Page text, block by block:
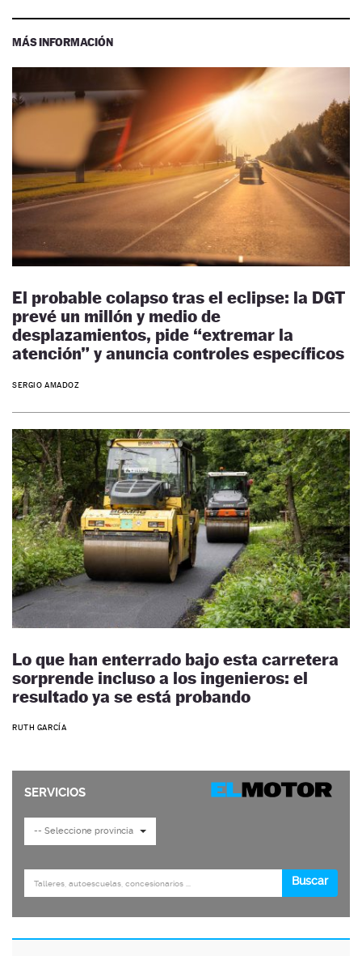
MÁS INFORMACIÓN
El probable colapso tras el eclipse: la DGT
prevé un millón y medio de
desplazamientos, pide “extremar la
atención” y anuncia controles específicos
SERGIO AMADOZ
Lo que han enterrado bajo esta carretera
sorprende incluso a los ingenieros: el
resultado ya se está probando
RUTH GARCÍA